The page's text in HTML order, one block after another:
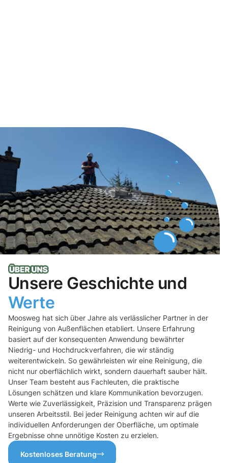
Unsere Geschichte und
Werte
Moosweg hat sich über Jahre als verlässlicher Partner in der
Reinigung von Außenflächen etabliert. Unsere Erfahrung
basiert auf der konsequenten Anwendung bewährter
Niedrig- und Hochdruckverfahren, die wir ständig
weiterentwickeln. So gewährleisten wir eine Reinigung, die
nicht nur oberflächlich wirkt, sondern dauerhaft sauber hält.
Unser Team besteht aus Fachleuten, die praktische
Lösungen schätzen und klare Kommunikation bevorzugen.
Werte wie Zuverlässigkeit, Präzision und Transparenz prägen
unseren Arbeitsstil. Bei jeder Reinigung achten wir auf die
individuellen Anforderungen der Oberfläche, um optimale
Ergebnisse ohne unnötige Kosten zu erzielen.
Kostenloses Beratung